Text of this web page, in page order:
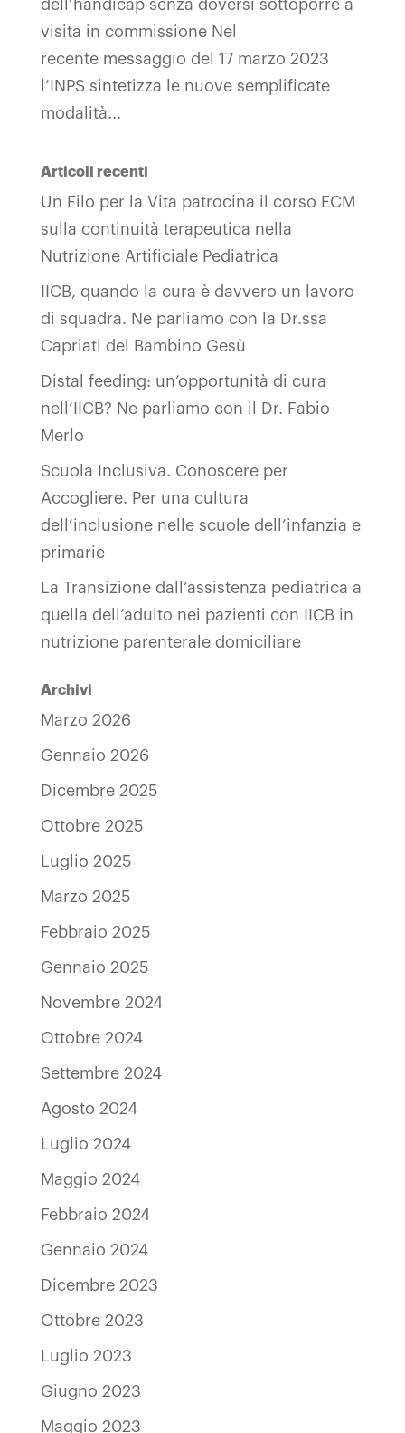
dell’handicap senza doversi sottoporre a
visita in commissione Nel
recente messaggio del 17 marzo 2023
l’INPS sintetizza le nuove semplificate
modalità...
Articoli recenti
Un Filo per la Vita patrocina il corso ECM
sulla continuità terapeutica nella
Nutrizione Artificiale Pediatrica
IICB, quando la cura è davvero un lavoro
di squadra. Ne parliamo con la Dr.ssa
Capriati del Bambino Gesù
Distal feeding: un’opportunità di cura
nell’IICB? Ne parliamo con il Dr. Fabio
Merlo
Scuola Inclusiva. Conoscere per
Accogliere. Per una cultura
dell’inclusione nelle scuole dell’infanzia e
primarie
La Transizione dall’assistenza pediatrica a
quella dell’adulto nei pazienti con IICB in
nutrizione parenterale domiciliare
Archivi
Marzo 2026
Gennaio 2026
Dicembre 2025
Ottobre 2025
Luglio 2025
Marzo 2025
Febbraio 2025
Gennaio 2025
Novembre 2024
Ottobre 2024
Settembre 2024
Agosto 2024
Luglio 2024
Maggio 2024
Febbraio 2024
Gennaio 2024
Dicembre 2023
Ottobre 2023
Luglio 2023
Giugno 2023
Maggio 2023